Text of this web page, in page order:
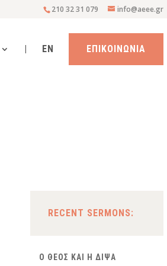
210 32 31 079 info@aeee.gr
| EN ΕΠΙΚΟΙΝΩΝΙΑ
RECENT SERMONS:
Ο ΘΕΟΣ ΚΑΙ Η ΔΙΨΑ